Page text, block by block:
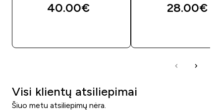
40.00€‎ 28.00€‎
Visi klientų atsiliepimai
Šiuo metu atsiliepimų nėra.